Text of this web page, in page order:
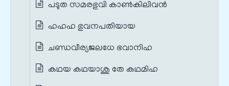
പടുത സമരഭുവി കാൺകിലിവൻ
ഹഹഹ ഭുവനപതിയായ
ചണ്ഡവീര്യജലധേ ഭവാനിഹ
കഥയ കഥയാശു തേ കഥമിഹ